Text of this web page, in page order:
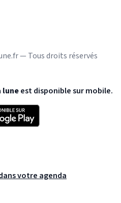
— Tous droits réservés
luneest disponible sur mobile.
votre agenda